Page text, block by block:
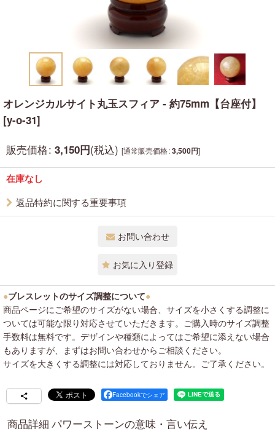
オレンジカルサイト丸玉スフィア - 約75mm【台座付】
[y-o-31]
販売価格: 3,150円(税込) [通常販売価格:3,500円]
在庫なし
返品特約に関する重要事項
お問い合わせ
お気に入り登録
●ブレスレットのサイズ調整について●
商品ページにご希望のサイズがない場合、サイズを小さくする調整に
ついては可能な限り対応させていただきます。ご購入時のサイズ調整
手数料は無料です。デザインや種類によってはご希望に添えない場合
もありますが、まずはお問い合わせからご相談ください。
サイズを大きくする調整には対応しておりません。ご了承ください。
Facebookでシェア
商品詳細 パワーストーンの意味・言い伝え